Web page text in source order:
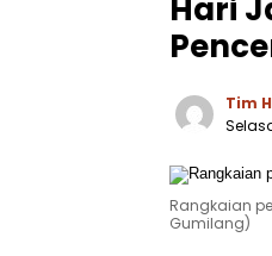
Hari
Tim
Rangkaian
Gumilang)